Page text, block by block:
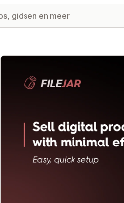
Galerij met uitgelichte afbeeldingen